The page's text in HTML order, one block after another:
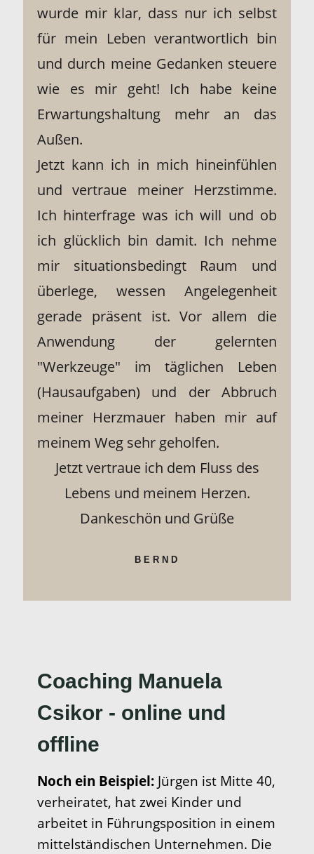
wurde mir klar, dass nur ich selbst
für mein Leben verantwortlich bin
und durch meine Gedanken steuere
wie es mir geht! Ich habe keine
Erwartungshaltung mehr an das
Außen.
Jetzt kann ich in mich hineinfühlen
und vertraue meiner Herzstimme.
Ich hinterfrage was ich will und ob
ich glücklich bin damit. Ich nehme
mir situationsbedingt Raum und
überlege, wessen Angelegenheit
gerade präsent ist. Vor allem die
Anwendung der gelernten
"Werkzeuge" im täglichen Leben
(Hausaufgaben) und der Abbruch
meiner Herzmauer haben mir auf
meinem Weg sehr geholfen.
Jetzt vertraue ich dem Fluss des
Lebens und meinem Herzen.
Dankeschön und Grüße
BERND
Coaching Manuela
Csikor - online und
offline
Noch ein Beispiel: Jürgen ist Mitte 40,
verheiratet, hat zwei Kinder und
arbeitet in Führungsposition in einem
mittelständischen Unternehmen. Die